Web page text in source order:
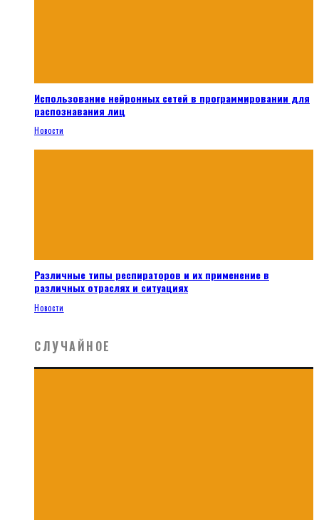
Использование нейронных сетей в программировании для
распознавания лиц
Новости
Различные типы респираторов и их применение в
различных отраслях и ситуациях
Новости
СЛУЧАЙНОЕ